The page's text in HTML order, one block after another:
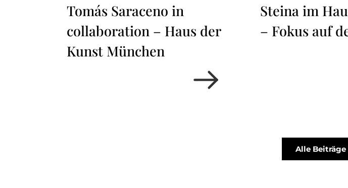
Tomás Saraceno in
collaboration – Haus der
Kunst München
Steina im
– Fokus auf
Alle Beiträge